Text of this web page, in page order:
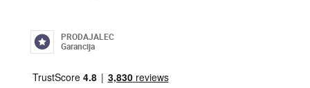
PRODAJALEC
Garancija